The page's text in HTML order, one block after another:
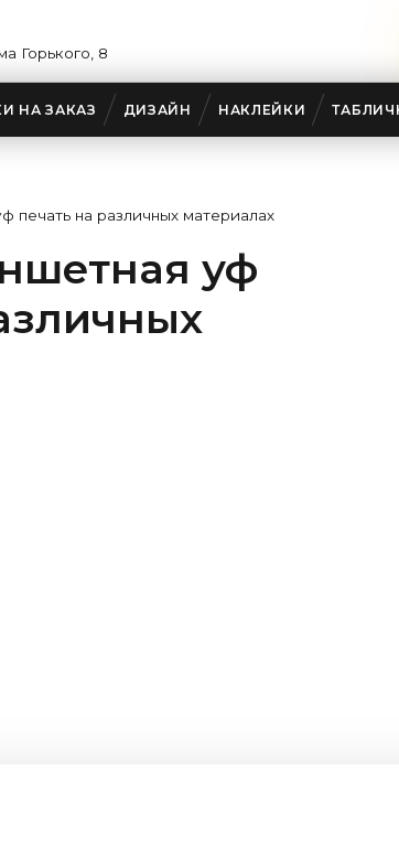
Горького, 8
НА ЗАКАЗ ДИЗАЙН НАКЛЕЙКИ
печать на различных материалах
уф